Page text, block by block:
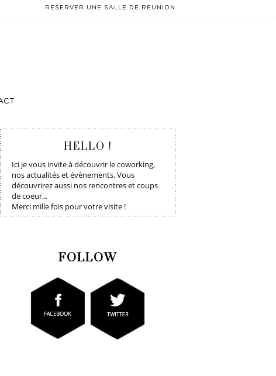
RESERVER UNE SALLE DE REUNION
HELLO !
Ici je vous invite à découvrir le coworking,
nos actualités et évènements. Vous
découvrirez aussi nos rencontres et coups
de coeur...
Merci mille fois pour votre visite !
FOLLOW